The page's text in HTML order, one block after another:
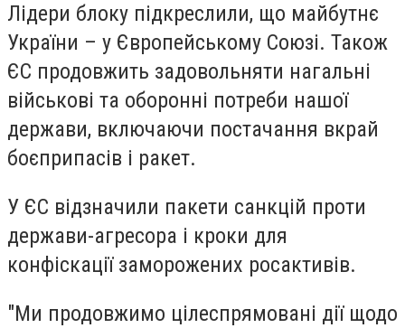
Лідери блоку підкреслили, що майбутнє
України – у Європейському Союзі. Також
ЄС продовжить задовольняти нагальні
військові та оборонні потреби нашої
держави, включаючи постачання вкрай
боєприпасів і ракет.
У ЄС відзначили пакети санкцій проти
держави-агресора і кроки для
конфіскації заморожених росактивів.
"Ми продовжимо цілеспрямовані дії щодо